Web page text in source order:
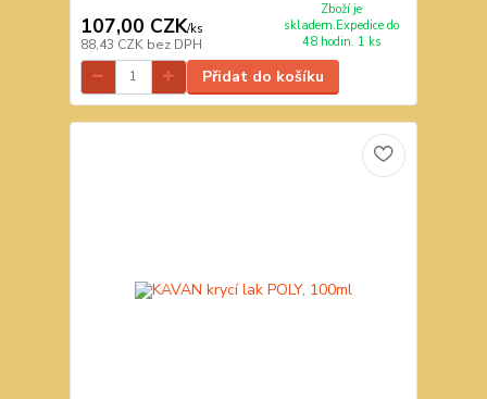
107,00 CZK/ks
88,43 CZK bez DPH
Zboží je
skladem.Expedice do
48 hodin. 1 ks
Přidat do košíku